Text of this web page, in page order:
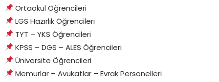
Ortaokul Öğrencileri
LGS Hazırlık Öğrencileri
TYT – YKS Öğrencileri
KPSS – DGS – ALES Öğrencileri
Üniversite Öğrencileri
Memurlar – Avukatlar – Evrak Personelleri